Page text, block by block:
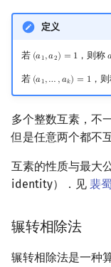
定义
若 (𝑎1,𝑎2) = 1
(a1,a2)= 1 ，则称
若 (𝑎1,… ,𝑎𝑘) = 1
(a1,…,ak)=1 ，
多个整数互素，不
但是任意两个都不
互素的性质与最大
identity）．见 裴
辗转相除法
辗转相除法是一种